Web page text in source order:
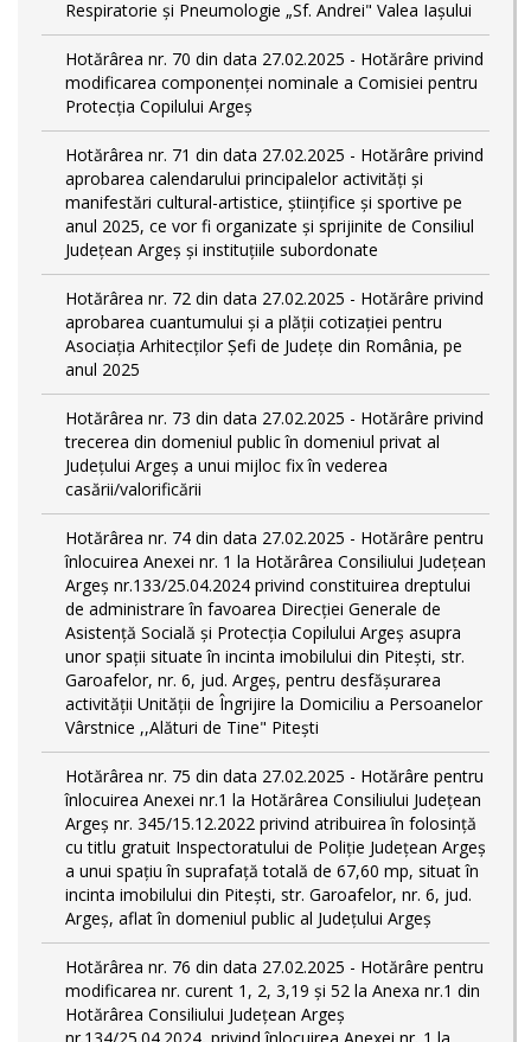
Respiratorie și Pneumologie „Sf. Andrei" Valea Iașului
Hotărârea nr. 70 din data 27.02.2025 - Hotărâre privind
modificarea componenței nominale a Comisiei pentru
Protecția Copilului Argeș
Hotărârea nr. 71 din data 27.02.2025 - Hotărâre privind
aprobarea calendarului principalelor activităţi şi
manifestări cultural-artistice, ştiinţifice şi sportive pe
anul 2025, ce vor fi organizate şi sprijinite de Consiliul
Judeţean Argeş şi instituţiile subordonate
Hotărârea nr. 72 din data 27.02.2025 - Hotărâre privind
aprobarea cuantumului și a plății cotizației pentru
Asociația Arhitecților Șefi de Județe din România, pe
anul 2025
Hotărârea nr. 73 din data 27.02.2025 - Hotărâre privind
trecerea din domeniul public în domeniul privat al
Județului Argeș a unui mijloc fix în vederea
casării/valorificării
Hotărârea nr. 74 din data 27.02.2025 - Hotărâre pentru
înlocuirea Anexei nr. 1 la Hotărârea Consiliului Județean
Argeș nr.133/25.04.2024 privind constituirea dreptului
de administrare în favoarea Direcției Generale de
Asistență Socială și Protecția Copilului Argeș asupra
unor spații situate în incinta imobilului din Pitești, str.
Garoafelor, nr. 6, jud. Argeș, pentru desfășurarea
activității Unității de Îngrijire la Domiciliu a Persoanelor
Vârstnice ,,Alături de Tine" Pitești
Hotărârea nr. 75 din data 27.02.2025 - Hotărâre pentru
înlocuirea Anexei nr.1 la Hotărârea Consiliului Județean
Argeș nr. 345/15.12.2022 privind atribuirea în folosință
cu titlu gratuit Inspectoratului de Poliție Județean Argeș
a unui spațiu în suprafață totală de 67,60 mp, situat în
incinta imobilului din Pitești, str. Garoafelor, nr. 6, jud.
Argeș, aflat în domeniul public al Județului Argeș
Hotărârea nr. 76 din data 27.02.2025 - Hotărâre pentru
modificarea nr. curent 1, 2, 3,19 și 52 la Anexa nr.1 din
Hotărârea Consiliului Județean Argeș